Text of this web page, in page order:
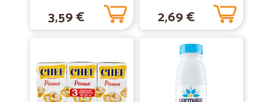
11/01/2020
Ivano P.
Seconda volta che ordino, soddisfatto!
Seconda volta che ordino e anche questa volta tutto è andato per il
meglio, ed ho scoperto la possibilità di far arrivare la merce presso un
punto di ritiro vicinissimo a casa mia. Consegna puntuale e pacco
integro nonostante 4 sacchi di farina da 5 kg cad. Si sta rivelando un
modo carino di fare la spesa.
3,59 € 2,69 €